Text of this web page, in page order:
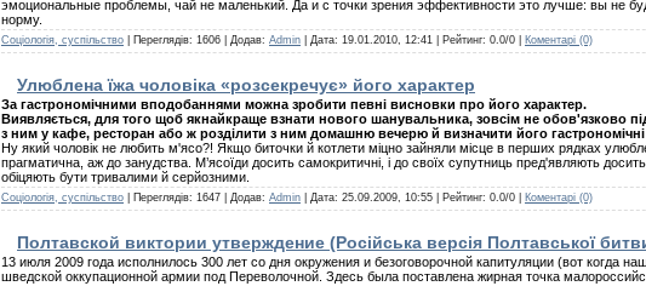
эмоциональные проблемы, чай не маленький. Да и с точки зрения эффективности это лучше: вы не
норму.
Соціологія, суспільство | Переглядів: 1606 | Додав: Admin | Дата: 19.01.2010, 12:41 | Рейтинг: 0.0/0 | Коментарі (0)
Улюблена їжа чоловіка «розсекречує» його характер
За гастрономічними вподобаннями можна зробити певні висновки про його характер.
Виявляється, для того щоб якнайкраще взнати нового шанувальника, зовсім не обов'язково
з ним у кафе, ресторан або ж розділити з ним домашню вечерю й визначити його
Ну який чоловік не любить м'ясо?! Якщо биточки й котлети міцно зайняли місце в перших рядках
прагматична, аж до занудства. М’ясоїди досить самокритичні, і до своїх супутниць пред'являють
обіцяють бути тривалими й серйозними.
Соціологія, суспільство | Переглядів: 1647 | Додав: Admin | Дата: 25.09.2009, 10:55 | Рейтинг: 0.0/0 | Коментарі (0)
Полтавской виктории утверждение (Російська версія Полтавської
13 июля 2009 года исполнилось 300 лет со дня окружения и безоговорочной капитуляции (вот когда
шведской оккупационной армии под Переволочной. Здесь была поставлена жирная точка